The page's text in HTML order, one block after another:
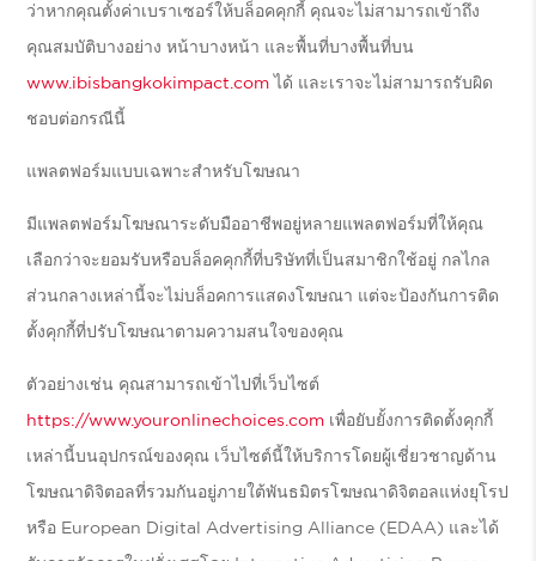
ว่าหากคุณตั้งค่าเบราเซอร์ให้บล็อคคุกกี้ คุณจะไม่สามารถเข้าถึง
คุณสมบัติบางอย่าง หน้าบางหน้า และพื้นที่บางพื้นที่บน
www.ibisbangkokimpact.comได้ และเราจะไม่สามารถรับผิด
ชอบต่อกรณีนี้
แพลตฟอร์มแบบเฉพาะสำหรับโฆษณา
มีแพลตฟอร์มโฆษณาระดับมืออาชีพอยู่หลายแพลตฟอร์มที่ให้คุณ
เลือกว่าจะยอมรับหรือบล็อคคุกกี้ที่บริษัทที่เป็นสมาชิกใช้อยู่ กลไกล
ส่วนกลางเหล่านี้จะไม่บล็อคการแสดงโฆษณา แต่จะป้องกันการติด
ตั้งคุกกี้ที่ปรับโฆษณาตามความสนใจของคุณ
ตัวอย่างเช่น คุณสามารถเข้าไปที่เว็บไซต์
https://www.youronlinechoices.com เพื่อยับยั้งการติดตั้งคุกกี้
เหล่านี้บนอุปกรณ์ของคุณ เว็บไซต์นี้ให้บริการโดยผู้เชี่ยวชาญด้าน
โฆษณาดิจิตอลที่รวมกันอยู่ภายใต้พันธมิตรโฆษณาดิจิตอลแห่งยุโรป
หรือ European Digital Advertising Alliance (EDAA) และได้